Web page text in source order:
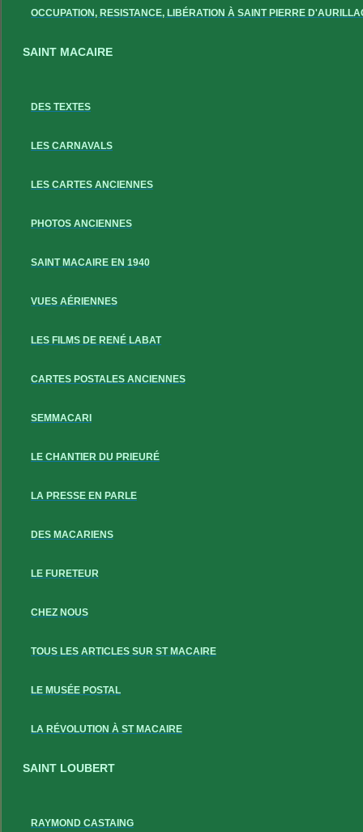
OCCUPATION, RESISTANCE, LIBÉRATION À SAINT PIERRE
SAINT MACAIRE
DES TEXTES
LES CARNAVALS
LES CARTES ANCIENNES
PHOTOS ANCIENNES
SAINT MACAIRE EN 1940
VUES AÉRIENNES
LES FILMS DE RENÉ LABAT
CARTES POSTALES ANCIENNES
SEMMACARI
LE CHANTIER DU PRIEURÉ
LA PRESSE EN PARLE
DES MACARIENS
LE FURETEUR
CHEZ NOUS
TOUS LES ARTICLES SUR ST MACAIRE
LE MUSÉE POSTAL
LA RÉVOLUTION À ST MACAIRE
SAINT LOUBERT
RAYMOND CASTAING